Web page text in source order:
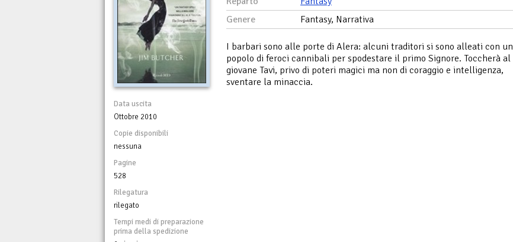
Data uscita
Ottobre 2010
Copie disponibili
nessuna
Pagine
528
Rilegatura
rilegato
Tempi medi di preparazione
prima della spedizione
Genere
Fantasy, Narrativa
I barbari sono alle porte di Alera: alcuni traditori si sono alleati con un
popolo di feroci cannibali per spodestare il primo Signore. Toccherà al
giovane Tavi, privo di poteri magici ma non di coraggio e intelligenza,
sventare la minaccia.